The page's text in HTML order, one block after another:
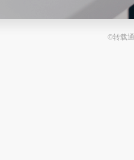
©转载通